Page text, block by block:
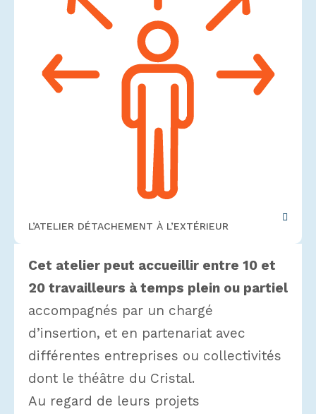
L’ATELIER DÉTACHEMENT À L’EXTÉRIEUR
Cet atelier peut accueillir entre 10 et
20 travailleurs à temps plein ou partiel
accompagnés par un chargé
d’insertion, et en partenariat avec
différentes entreprises ou collectivités
dont le théâtre du Cristal.
Au regard de leurs projets